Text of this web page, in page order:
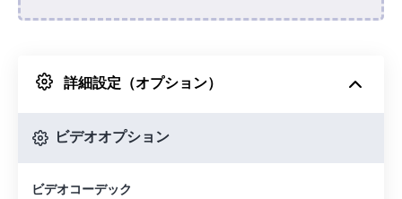
Googleドライブから
詳細設定（オプション）
ビデオオプション
ビデオコーデック